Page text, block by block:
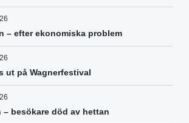
– efter ekonomiska problem
ut på Wagnerfestival
besökare död av hettan